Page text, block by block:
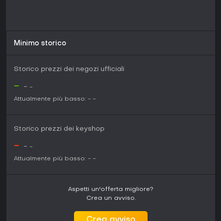
Minimo storico
Storico prezzi dei negozi ufficiali
- - -
Attualmente più basso: - -
Storico prezzi dei keyshop
- - -
Attualmente più basso: - -
Aspetti un'offerta migliore?
Crea un avviso.